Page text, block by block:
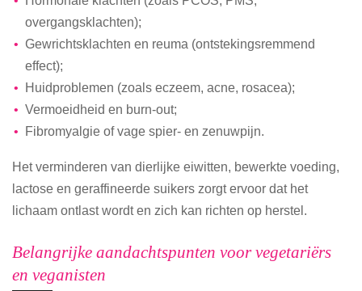
overgangsklachten);
Gewrichtsklachten en reuma (ontstekingsremmend
effect);
Huidproblemen (zoals eczeem, acne, rosacea);
Vermoeidheid en burn-out;
Fibromyalgie of vage spier- en zenuwpijn.
Het verminderen van dierlijke eiwitten, bewerkte voeding,
lactose en geraffineerde suikers zorgt ervoor dat het
lichaam ontlast wordt en zich kan richten op herstel.
Belangrijke aandachtspunten voor vegetariërs
en veganisten